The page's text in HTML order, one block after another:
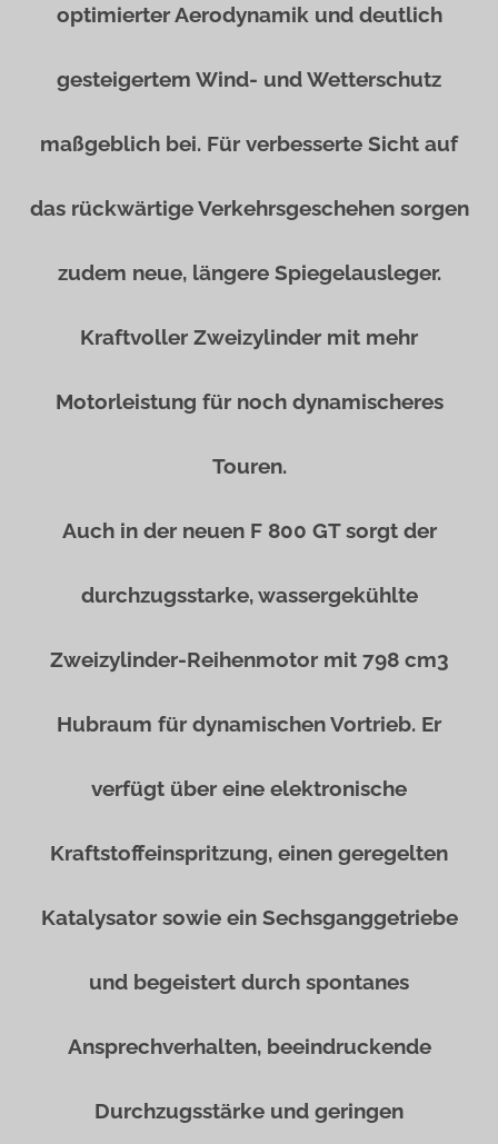
optimierter Aerodynamik und deutlich
gesteigertem Wind- und Wetterschutz
maßgeblich bei. Für verbesserte Sicht auf
das rückwärtige Verkehrsgeschehen sorgen
zudem neue, längere Spiegelausleger.
Kraftvoller Zweizylinder mit mehr
Motorleistung für noch dynamischeres
Touren.
Auch in der neuen F 800 GT sorgt der
durchzugsstarke, wassergekühlte
Zweizylinder-Reihenmotor mit 798 cm3
Hubraum für dynamischen Vortrieb. Er
verfügt über eine elektronische
Kraftstoffeinspritzung, einen geregelten
Katalysator sowie ein Sechsganggetriebe
und begeistert durch spontanes
Ansprechverhalten, beeindruckende
Durchzugsstärke und geringen